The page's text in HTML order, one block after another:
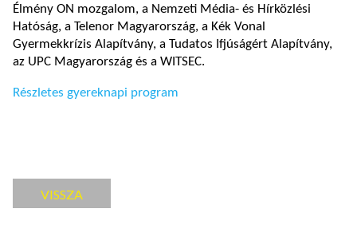
Élmény ON mozgalom, a Nemzeti Média- és Hírközlési
Hatóság, a Telenor Magyarország, a Kék Vonal
Gyermekkrízis Alapítvány, a Tudatos Ifjúságért Alapítvány,
az UPC Magyarország és a WITSEC.
Részletes gyereknapi program
VISSZA